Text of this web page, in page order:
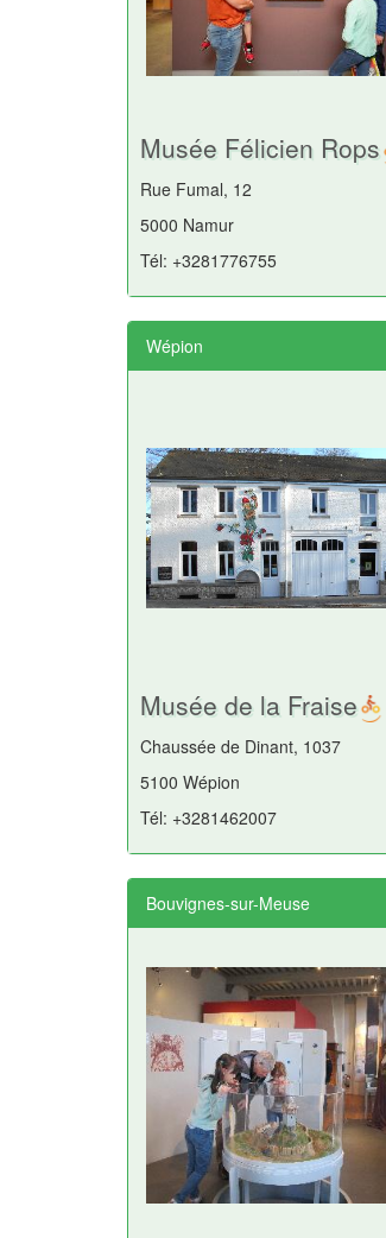
Musée Félicien Rops
Rue Fumal, 12
5000 Namur
Tél: +3281776755
Wépion
Musée de la Fraise
Chaussée de Dinant, 1037
5100 Wépion
Tél: +3281462007
Bouvignes-sur-Meuse